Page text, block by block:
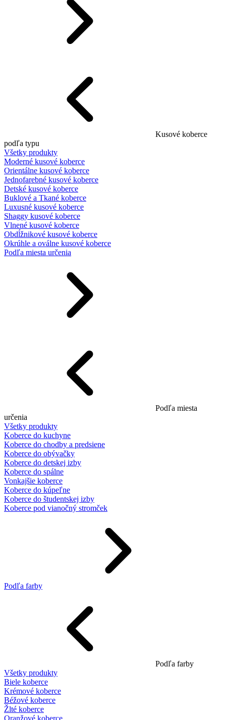
Kusové koberce
podľa typu
Všetky produkty
Moderné kusové koberce
Orientálne kusové koberce
Jednofarebné kusové koberce
Detské kusové koberce
Buklové a Tkané koberce
Luxusné kusové koberce
Shaggy kusové koberce
Vlnené kusové koberce
Obdĺžnikové kusové koberce
Okrúhle a oválne kusové koberce
Podľa miesta určenia
Podľa miesta
určenia
Všetky produkty
Koberce do kuchyne
Koberce do chodby a predsiene
Koberce do obývačky
Koberce do detskej izby
Koberce do spálne
Vonkajšie koberce
Koberce do kúpeľne
Koberce do študentskej izby
Koberce pod vianočný stromček
Podľa farby
Podľa farby
Všetky produkty
Biele koberce
Krémové koberce
Béžové koberce
Žlté koberce
Oranžové koberce